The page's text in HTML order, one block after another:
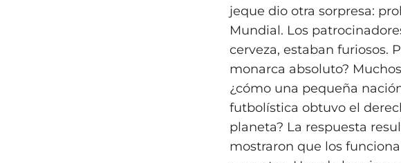
jeque dio otra sorpresa:
Mundial. Los
cerveza, estaban furiosos.
monarca absoluto?
¿cómo una pequeña
futbolística obtuvo el
planeta? La respuesta
mostraron que los